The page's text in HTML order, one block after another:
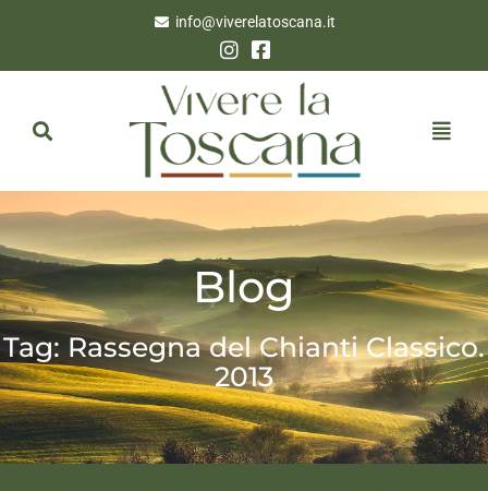
info@viverelatoscana.it
Blog
Tag: Rassegna del Chianti Classico.
2013